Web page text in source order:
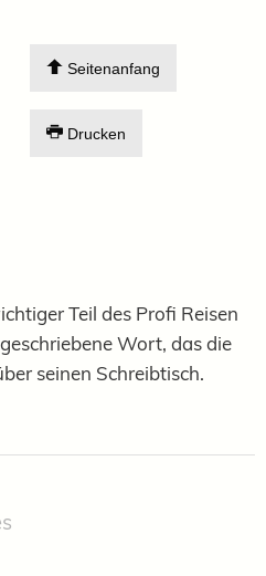
Seitenanfang
Drucken
Teil des Profi Reisen
Wort, das die
seinen Schreibtisch.